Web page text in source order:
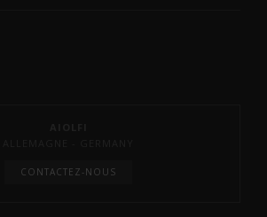
CONTACTEZ-NOUS